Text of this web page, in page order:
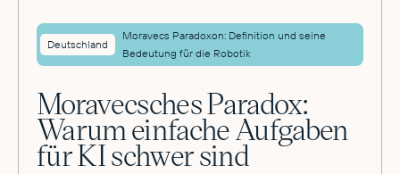
Deutschland
Moravecs Paradoxon: Definition und seine
Bedeutung für die Robotik
Moravecsches Paradox:
Warum einfache Aufgaben
für KI schwer sind